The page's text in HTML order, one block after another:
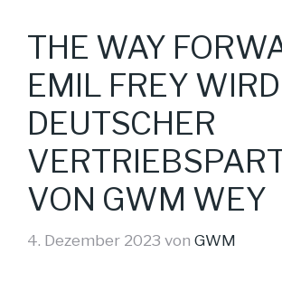
THE WAY
EMIL FREY WIRD
DEUTSCHER
VON GWM WEY
4. Dezember 2023 von GWM